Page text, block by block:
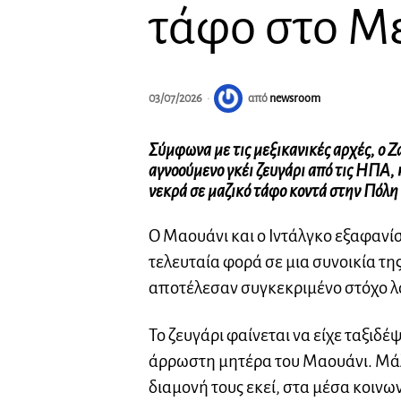
τάφο στο
03/07/2026 από newsroom
Σύμφωνα με τις μεξικανικές αρχές, ο
αγνοούμενο γκέι ζευγάρι από τις
νεκρά σε μαζικό τάφο κοντά στην
Ο Μαουάνι και ο Ιντάλγκο
τελευταία φορά σε μια συνοικία
αποτέλεσαν συγκεκριμένο στόχο
Το ζευγάρι φαίνεται να είχε
άρρωστη μητέρα του Μαουάνι.
διαμονή τους εκεί, στα μέσα